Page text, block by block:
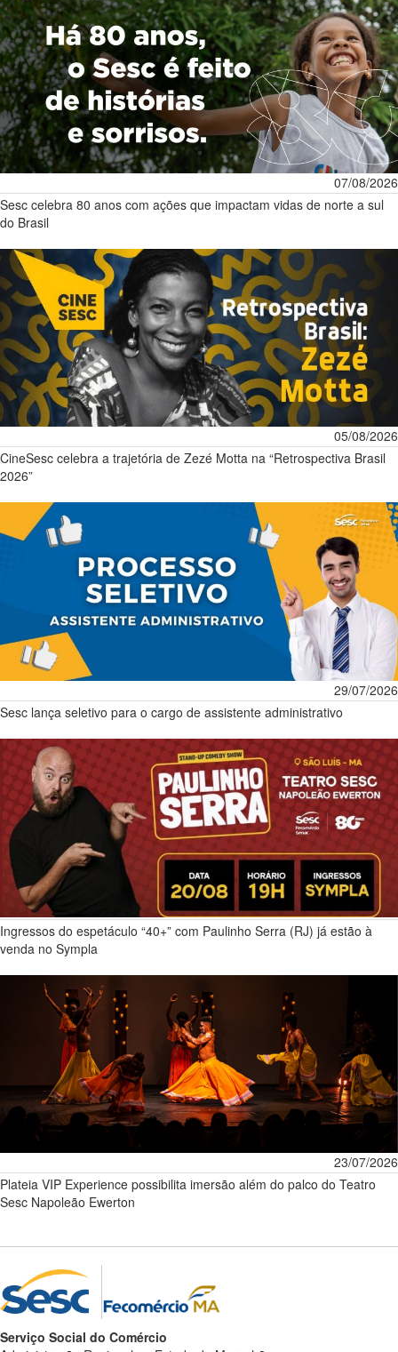
07/08/2026
Sesc celebra 80 anos com ações que impactam vidas de norte a sul
do Brasil
05/08/2026
CineSesc celebra a trajetória de Zezé Motta na “Retrospectiva Brasil
2026”
29/07/2026
Sesc lança seletivo para o cargo de assistente administrativo
Ingressos do espetáculo “40+” com Paulinho Serra (RJ) já estão à
venda no Sympla
23/07/2026
Plateia VIP Experience possibilita imersão além do palco do Teatro
Sesc Napoleão Ewerton
Serviço Social do Comércio